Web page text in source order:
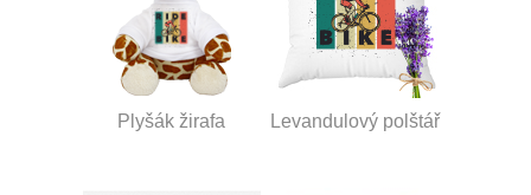
Plyšák žirafa Levandulový polštář